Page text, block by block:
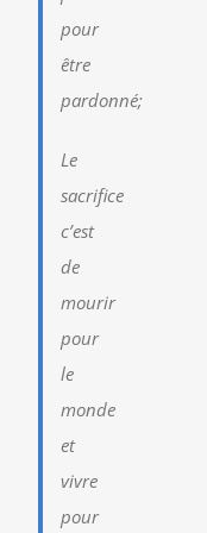
pour
être
pardonné;
Le
sacrifice
c’est
de
mourir
pour
le
monde
et
vivre
pour